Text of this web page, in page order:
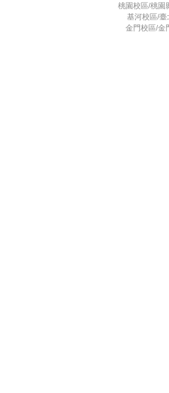
桃園校區/桃園
基河校區/臺
金門校區/金